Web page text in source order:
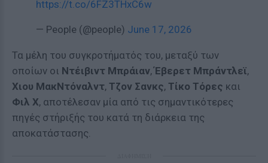
https://t.co/6FZ3THxC6w
— People (@people) June 17, 2026
Τα μέλη του συγκροτήματός του, μεταξύ των
οποίων οι Ντέιβιντ Μπράιαν,Έβερετ Μπράντλεϊ,
Χιου ΜακΝτόναλντ, Τζον Σανκς, Τίκο Τόρες και
Φιλ Χ, αποτέλεσαν μία από τις σημαντικότερες
πηγές στήριξής του κατά τη διάρκεια της
αποκατάστασης.